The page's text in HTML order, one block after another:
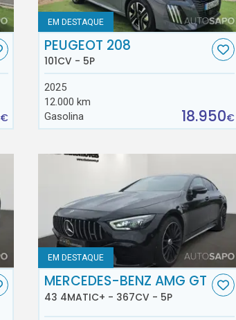
€
EM DESTAQUE
PEUGEOT 208
101CV - 5P
2025
12.000 km
Gasolina
18.950€
EM DESTAQUE
MERCEDES-BENZ AMG GT
43 4MATIC+ - 367CV - 5P